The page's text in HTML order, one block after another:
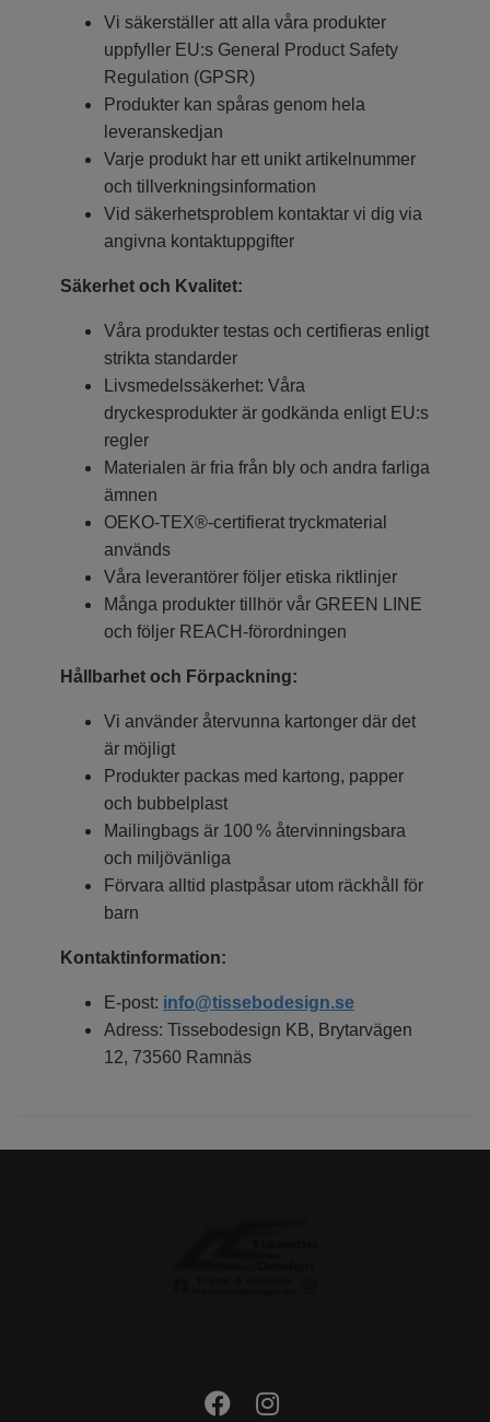
Vi säkerställer att alla våra produkter
uppfyller EU:s General Product Safety
Regulation (GPSR)
Produkter kan spåras genom hela
leveranskedjan
Varje produkt har ett unikt artikelnummer
och tillverkningsinformation
Vid säkerhetsproblem kontaktar vi dig via
angivna kontaktuppgifter
Säkerhet och Kvalitet:
Våra produkter testas och certifieras enligt
strikta standarder
Livsmedelssäkerhet: Våra
dryckesprodukter är godkända enligt EU:s
regler
Materialen är fria från bly och andra farliga
ämnen
OEKO-TEX®-certifierat tryckmaterial
används
Våra leverantörer följer etiska riktlinjer
Många produkter tillhör vår GREEN LINE
och följer REACH-förordningen
Hållbarhet och Förpackning:
Vi använder återvunna kartonger där det
är möjligt
Produkter packas med kartong, papper
och bubbelplast
Mailingbags är 100 % återvinningsbara
och miljövänliga
Förvara alltid plastpåsar utom räckhåll för
barn
Kontaktinformation:
E-post: info@tissebodesign.se
Adress: Tissebodesign KB, Brytarvägen
12, 73560 Ramnäs